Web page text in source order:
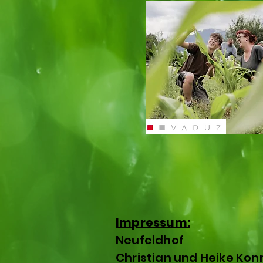
Impressum:
Neufeldhof
Christian und Heike